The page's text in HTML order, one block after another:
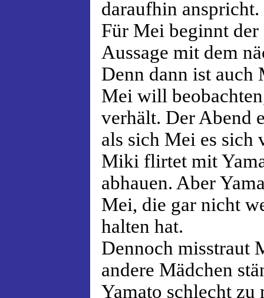
daraufhin anspricht.
Für Mei beginnt der
Aussage mit dem
Denn dann ist
Mei will
verhält. Der Abend
als sich Mei es sich
Miki flirtet mit
abhauen. Aber
Mei, die gar nicht
halten hat.
Dennoch misstraut
andere Mädchen
Yamato schlecht zu